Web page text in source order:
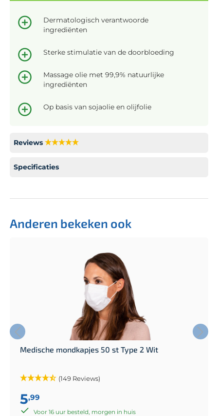
Dermatologisch verantwoorde
ingrediënten
Sterke stimulatie van de doorbloeding
Massage olie met 99,9% natuurlijke
ingrediënten
Op basis van sojaolie en olijfolie
Reviews
Specificaties
Anderen bekeken ook
Medische mondkapjes 50 st Type 2 Wit
(149 Reviews)
5,99
Voor 16 uur besteld, morgen in huis